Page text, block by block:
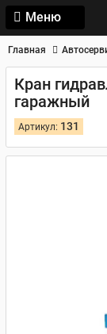
Меню
Главная
Кран
гаражный
Артикул: 131